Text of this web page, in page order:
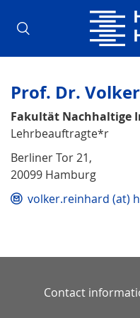
Prof. Dr.
Fakultät Nachhaltige
Lehrbeauftragte*r
Berliner Tor 21,
20099 Hamburg
volker.reinhard (at)
Contact